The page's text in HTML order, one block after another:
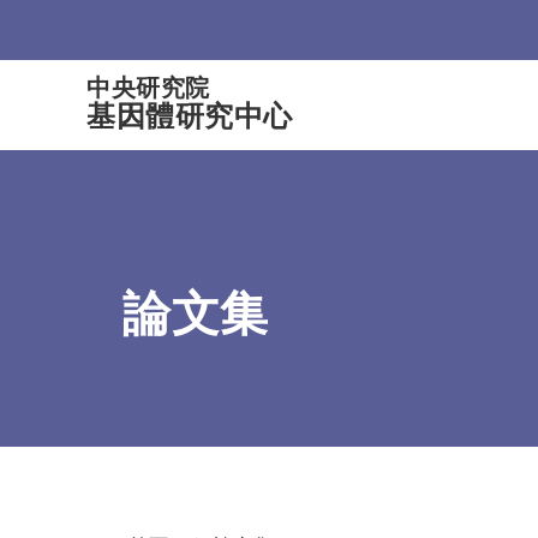
中央研究院
基因體研究中心
論文集